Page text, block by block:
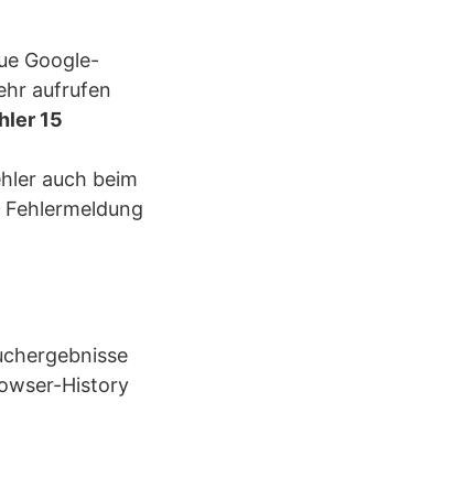
Google-
aufrufen
15
auch beim
History